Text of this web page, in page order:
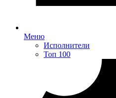
Меню
Исполнители
Топ 100